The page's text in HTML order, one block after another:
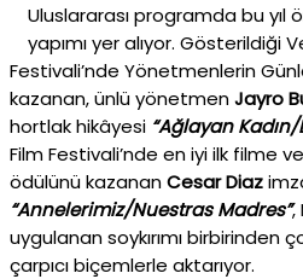
Uluslararası programda bu yıl
yapımı yer alıyor. Gösterildiği
Festivali’nde Yönetmenlerin
kazanan, ünlü yönetmenJayro
hortlak hikâyesi “Ağlayan
Film Festivali’nde en iyi ilk filme
ödülünü kazananCesar Diaz
“Annelerimiz/Nuestras Madres”,
uygulanan soykırımı birbirinden
çarpıcı biçemlerle aktarıyor.